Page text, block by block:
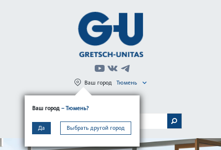
Ваш город – Тюмень?
Да Выбрать другой город
Ваш город Тюмень
МЕНЮ